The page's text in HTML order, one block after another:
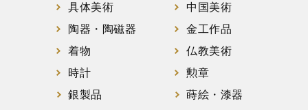
具体美術
中国美術
陶器・陶磁器
金工作品
着物
仏教美術
時計
勲章
銀製品
蒔絵・漆器